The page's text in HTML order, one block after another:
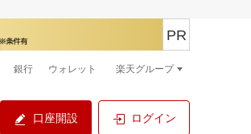
口座開設 ログイン
PR
銀行 ウォレット 楽天グループ